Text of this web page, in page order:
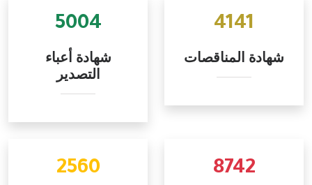
4141
شهادة المناقصات
5004
شهادة أعباء
التصدير
8742
2560